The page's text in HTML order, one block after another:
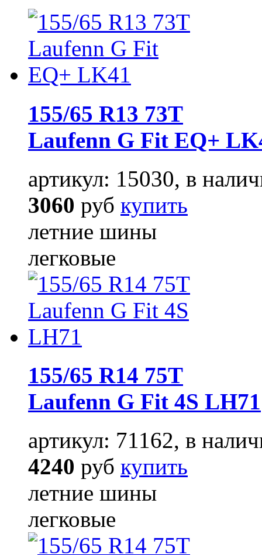
155/65 R13 73T
Laufenn G Fit EQ+
артикул: 15030, в
3060 руб купить
летние шины
легковые
155/65 R14 75T
Laufenn G Fit 4S LH71
артикул: 71162, в
4240 руб купить
летние шины
легковые